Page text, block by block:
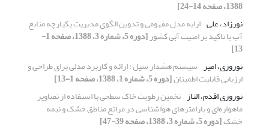
1388، صفحه 14-24]
نورزاد، علی ارایه مدل مفهومی و تدوین الگوی مدیریت یکپارچه منابع
آب با تاکید بر امنیت آبی کشور [دوره 5، شماره 3، 1388، صفحه 1-
13]
نوروزی، امیر سیستم هشدار سیل : ارائه و کاربرد مدلی برای طراحی و
ارزیابی قابلیت اطمینان[دوره 5، شماره 1، 1388، صفحه 1-13]
نوروزی اقدم، الناز تخمین رطوبت خاک سطحی با استفاده از تصاویر
ماهواره‌ای و پارامترهای هواشناسی در مراتع مناطق خشک و نیمه
خشک[دوره 5، شماره 3، 1388، صفحه 39-47]